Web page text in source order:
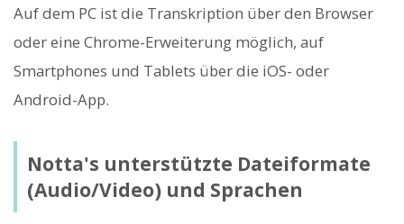
Auf dem PC ist die Transkription über den Browser
oder eine Chrome-Erweiterung möglich, auf
Smartphones und Tablets über die iOS- oder
Android-App.
Notta's unterstützte Dateiformate
(Audio/Video) und Sprachen